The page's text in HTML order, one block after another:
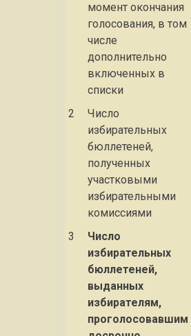
момент окончания
голосования, в том
числе
дополнительно
включенных в
списки
2
Число
избирательных
бюллетеней,
полученных
участковыми
избирательными
комиссиями
3
Число
избирательных
бюллетеней,
выданных
избирателям,
проголосовавшим